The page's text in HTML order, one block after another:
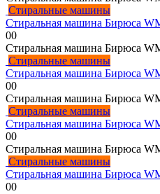
Стиральные машины
Стиральная машина Бирюса
00
Стиральная машина Бирюса
Стиральные машины
Стиральная машина Бирюса
00
Стиральная машина Бирюса
Стиральные машины
Стиральная машина Бирюса
00
Стиральная машина Бирюса
Стиральные машины
Стиральная машина Бирюса
00